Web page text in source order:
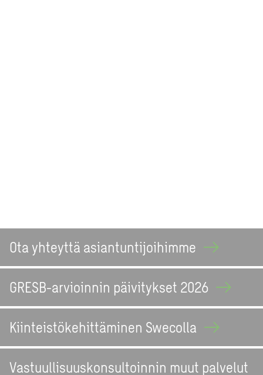
Ota yhteyttä asiantuntijoihimme
GRESB-arvioinnin päivitykset 2026
Kiinteistökehittäminen Swecolla
Vastuullisuuskonsultoinnin muut palvelut